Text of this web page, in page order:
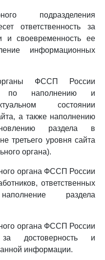
подразделения
ответственность за
и своевременность ее
информационных
ФССП России
по наполнению и
состоянии
а также наполнению
раздела в
третьего уровня сайта
органа).
органа ФССП России
ответственных
раздела
органа ФССП России
за достоверность и
информации.